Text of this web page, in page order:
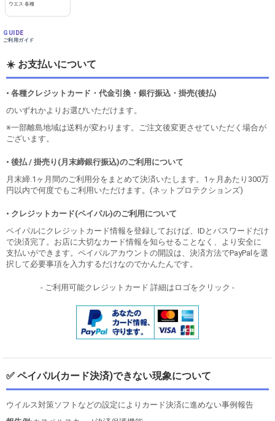
ウエス 各種
GUIDE
ご利用ガイド
☀️ お支払いについて
• 各種クレジットカード・代金引換・銀行振込・掛売(後払)
のいずれかよりお選びいただけます。
※一部離島地域は送料が変わります。ご注文後変更させていただく場合が
ございます。
• 後払 / 掛売り(月末締銀行振込)のご利用について
月末締.1ヶ月間のご利用分をまとめて決済いたします。1ヶ月あたり300万
円以内で何度でもご利用いただけます。(ネットプロテクションズ)
• クレジットカード(ペイパル)のご利用について
ペイパルにクレジットカード情報を登録しておけば、IDとパスワードだけ
で決済完了。お店に大切なカード情報を知らせることなく、より安全に
支払いができます。ペイパルアカウントの開設は、決済方法でPayPalを選
択して必要事項を入力するだけなのでかんたんです。
- ご利用可能クレジットカード 詳細はロゴをクリック -
✅ ペイパル(カード決済)できない現象について
ウイルス対策ソフトなどの設定によりカード決済に進めない事例報告